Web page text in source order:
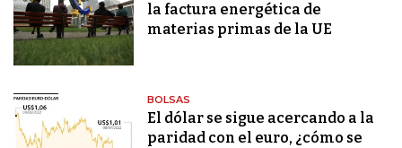
la factura energética de
materias primas de la UE
BOLSAS
El dólar se sigue acercando a la
paridad con el euro, ¿cómo se